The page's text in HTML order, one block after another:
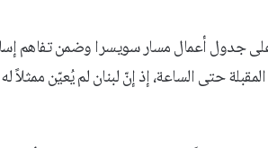
على جدول أعمال مسار سويسرا وضمن تفاهم
حتى الساعة، إذ إنّ لبنان لم يُعيّن ممثلاً